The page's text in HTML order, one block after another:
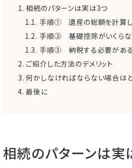
1. 相続のパターンは実は3つ
1.1. 手順① 遺産の総額を計算
1.2. 手順② 基礎控除がいくらな
1.3. 手順③ 納税する必要がある
2. ご紹介した方法のデメリット
3. 何かしなければならない場合は
4. 最後に
相続のパターンは実